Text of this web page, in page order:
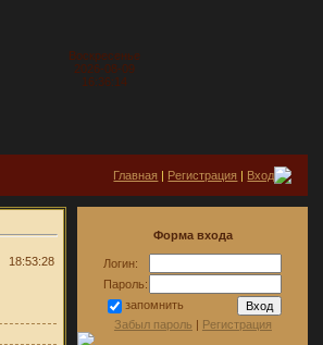
Воскресенье
2026-08-09
16:36:14
Главная | Регистрация | Вход
18:53:28
Форма входа
Логин:
Пароль:
запомнить
Забыл пароль | Регистрация